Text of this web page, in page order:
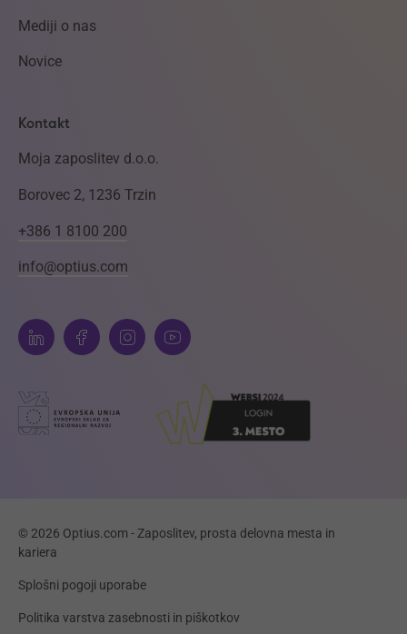
Mediji o nas
Novice
Kontakt
Moja zaposlitev d.o.o.
Borovec 2, 1236 Trzin
+386 1 8100 200
info@optius.com
© 2026 Optius.com - Zaposlitev, prosta delovna mesta in
kariera
Splošni pogoji uporabe
Politika varstva zasebnosti in piškotkov